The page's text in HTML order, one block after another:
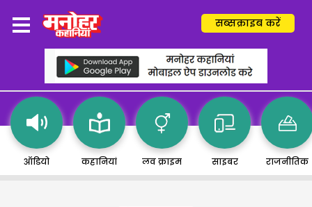
सब्सक्राइब करें
ऑडियो कहानियां लव क्राइम साइबर राजनीतिक